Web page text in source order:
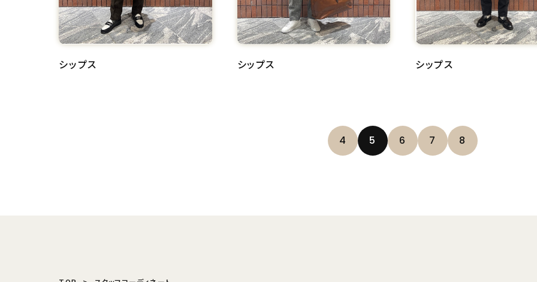
シップス シップス シップス
4 5 6 7 8